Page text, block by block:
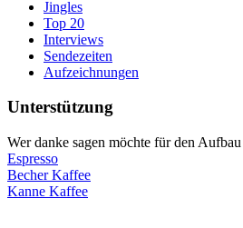
Jingles
Top 20
Interviews
Sendezeiten
Aufzeichnungen
Unterstützung
Wer danke sagen möchte für den
Espresso
Becher Kaffee
Kanne Kaffee